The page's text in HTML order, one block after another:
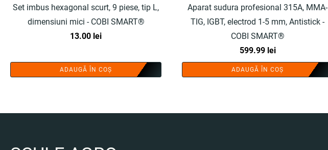
Set imbus hexagonal scurt, 9 piese, tip L,
dimensiuni mici - COBI SMART®
13.00 lei
ADAUGĂ ÎN COȘ
Aparat sudura profesional 315A, MMA-
TIG, IGBT, electrod 1-5 mm, Antistick -
COBI SMART®
599.99 lei
ADAUGĂ ÎN COȘ